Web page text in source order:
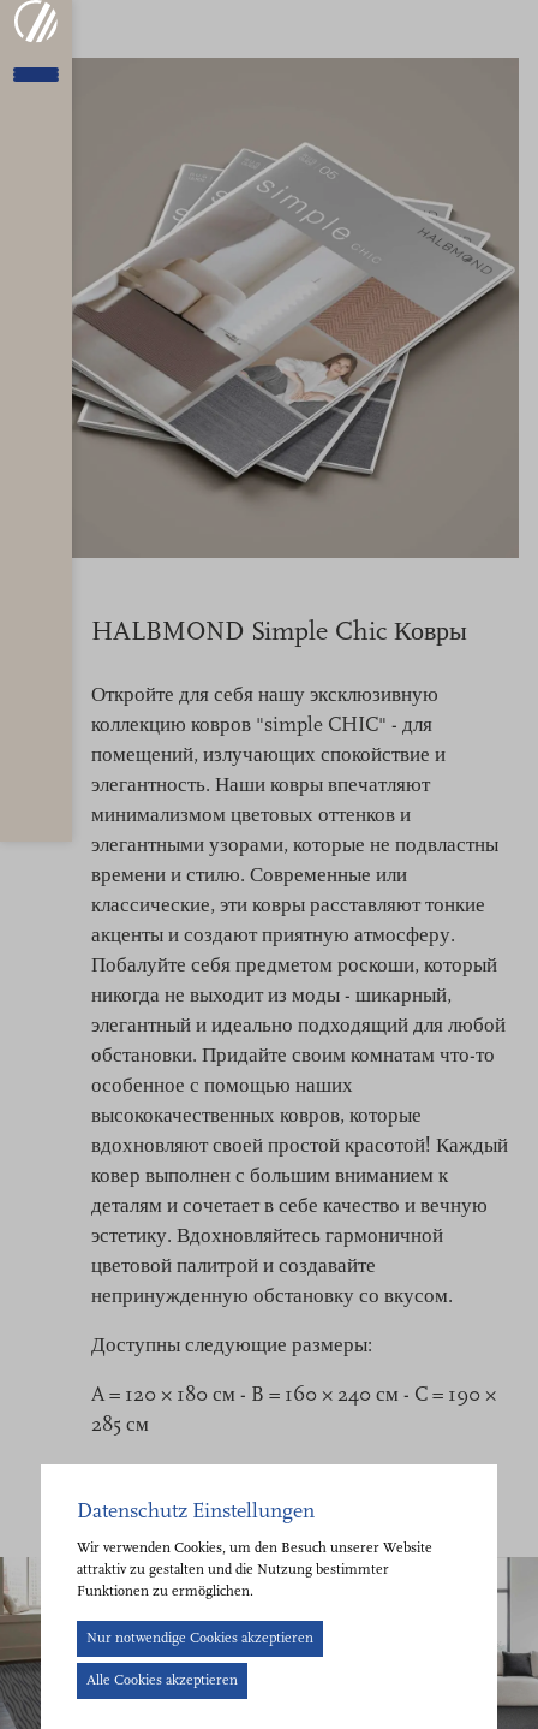
HALBMOND Simple Chic Ковры
Откройте для себя нашу эксклюзивную
коллекцию ковров "simple CHIC" - для
помещений, излучающих спокойствие и
элегантность. Наши ковры впечатляют
минимализмом цветовых оттенков и
элегантными узорами, которые не подвластны
времени и стилю. Современные или
классические, эти ковры расставляют тонкие
акценты и создают приятную атмосферу.
Побалуйте себя предметом роскоши, который
никогда не выходит из моды - шикарный,
элегантный и идеально подходящий для любой
обстановки. Придайте своим комнатам что-то
особенное с помощью наших
высококачественных ковров, которые
вдохновляют своей простой красотой! Каждый
ковер выполнен с большим вниманием к
деталям и сочетает в себе качество и вечную
эстетику. Вдохновляйтесь гармоничной
цветовой палитрой и создавайте
непринужденную обстановку со вкусом.
Доступны следующие размеры:
A = 120 × 180 см - B = 160 × 240 см - C = 190 ×
285 см
Datenschutz Einstellungen
Wir verwenden Cookies, um den Besuch unserer Website
attraktiv zu gestalten und die Nutzung bestimmter
Funktionen zu ermöglichen.
Nur notwendige Cookies akzeptieren
Alle Cookies akzeptieren
Cookie-